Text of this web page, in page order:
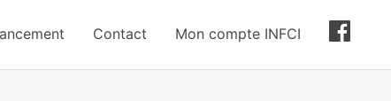
Contact Mon compte INFCI